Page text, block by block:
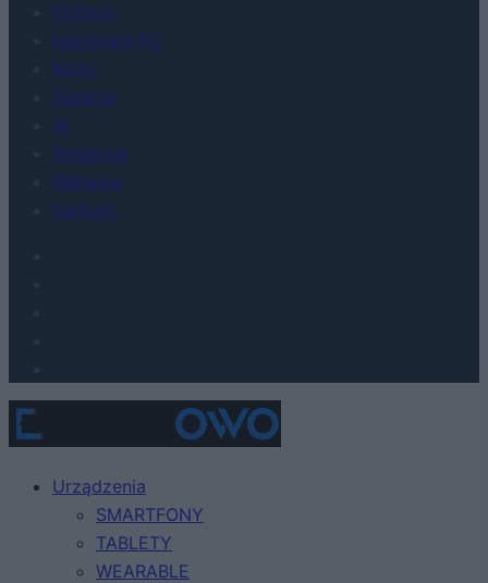
FinTech
Hardware PC
Moto
Gaming
AI
Redakcja
Reklama
Kontakt
Urządzenia
SMARTFONY
TABLETY
WEARABLE